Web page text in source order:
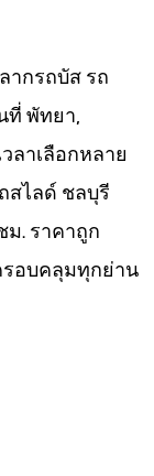
กรถบัส รถ
ที่ พัทยา,
ลาเลือกหลาย
สไลด์ ชลบุรี
. ราคาถูก
อบคลุมทุกย่าน